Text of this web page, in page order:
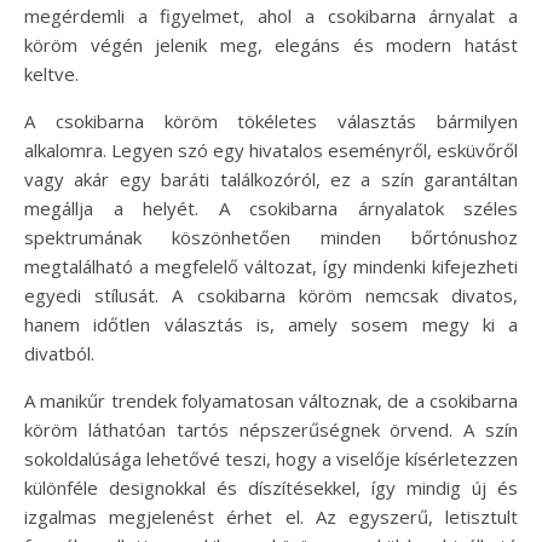
megérdemli a figyelmet, ahol a csokibarna árnyalat a
köröm végén jelenik meg, elegáns és modern hatást
keltve.
A csokibarna köröm tökéletes választás bármilyen
alkalomra. Legyen szó egy hivatalos eseményről, esküvőről
vagy akár egy baráti találkozóról, ez a szín garantáltan
megállja a helyét. A csokibarna árnyalatok széles
spektrumának köszönhetően minden bőrtónushoz
megtalálható a megfelelő változat, így mindenki kifejezheti
egyedi stílusát. A csokibarna köröm nemcsak divatos,
hanem időtlen választás is, amely sosem megy ki a
divatból.
A manikűr trendek folyamatosan változnak, de a csokibarna
köröm láthatóan tartós népszerűségnek örvend. A szín
sokoldalúsága lehetővé teszi, hogy a viselője kísérletezzen
különféle designokkal és díszítésekkel, így mindig új és
izgalmas megjelenést érhet el. Az egyszerű, letisztult